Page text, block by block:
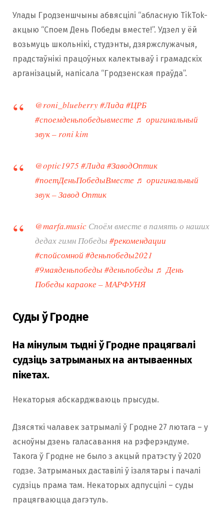
Улады Гродзеншчыны абвясцілі “абласную TikTok-
акцыю “Споем День Победы вместе!”. Удзел у ёй
возьмуць школьнікі, студэнты, дзяржслужачыя,
прадстаўнікі працоўных калектываў і грамадскіх
арганізацый, напісала “Гродзенская праўда”.
@roni_blueberry#Лида #ЦРБ
#споемденьпобедывместе ♬ оригинальный
звук – roni kim
@optic1975#Лида #ЗаводОптик
#поетДеньПобедыВместе ♬ оригинальный
звук – Завод Оптик
@marfa.music Споём вместе в память о наших
дедах гимн Победы #рекомендации
#спойсомной#деньпобеды2021
#9маяденьпобеды #деньпобеды ♬ День
Победы караоке – МАРФУНЯ
Суды ў Гродне
На мінулым тыдні ў Гродне працягвалі
судзіць затрыманых на антываенных
пікетах.
Некаторыя абскарджваюць прысуды.
Дзясяткі чалавек затрымалі ў Гродне 27 лютага – у
асноўны дзень галасавання на рэферэндуме.
Такога ў Гродне не было з акцый пратэсту ў 2020
годзе. Затрыманых даставілі ў ізалятары і пачалі
судзіць прама там. Некаторых адпусцілі – суды
працягваюцца дагэтуль.